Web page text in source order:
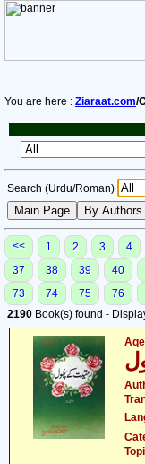
You are here : Ziaraat.com/
Search (Urdu/Roman)
<< 1 2 3 4
37
38 39 40
73
74 75 76
2190 Book(s) found -